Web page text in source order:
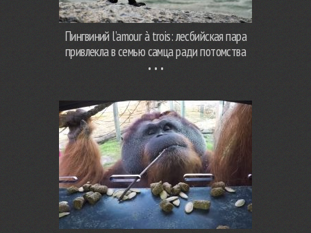
Пингвиний l’amour à trois: лесбийская пара
привлекла в семью самца ради потомства